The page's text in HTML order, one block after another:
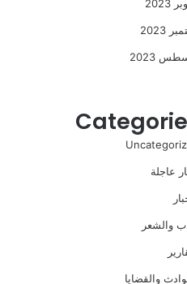
2023
2023
عاجلة
والشعر
والقضايا